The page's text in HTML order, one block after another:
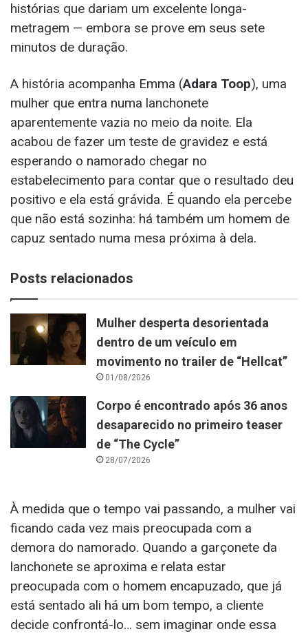
histórias que dariam um excelente longa-
metragem — embora se prove em seus sete
minutos de duração.
A história acompanha Emma (Adara Toop), uma
mulher que entra numa lanchonete
aparentemente vazia no meio da noite. Ela
acabou de fazer um teste de gravidez e está
esperando o namorado chegar no
estabelecimento para contar que o resultado deu
positivo e ela está grávida. É quando ela percebe
que não está sozinha: há também um homem de
capuz sentado numa mesa próxima à dela.
Posts relacionados
Mulher desperta desorientada
dentro de um veículo em
movimento no trailer de “Hellcat”
01/08/2026
Corpo é encontrado após 36 anos
desaparecido no primeiro teaser
de “The Cycle”
28/07/2026
À medida que o tempo vai passando, a mulher vai
ficando cada vez mais preocupada com a
demora do namorado. Quando a garçonete da
lanchonete se aproxima e relata estar
preocupada com o homem encapuzado, que já
está sentado ali há um bom tempo, a cliente
decide confrontá-lo… sem imaginar onde essa